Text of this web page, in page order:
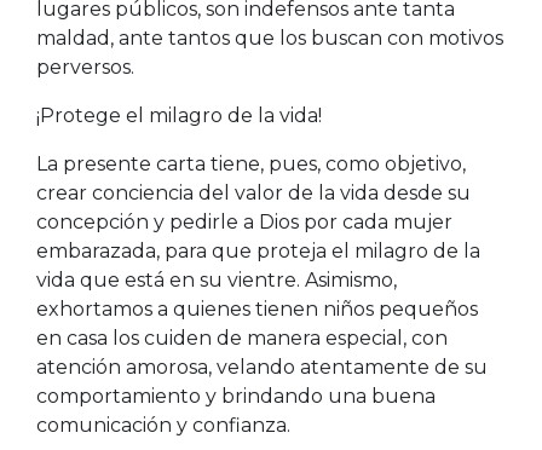
lugares públicos, son indefensos ante tanta
maldad, ante tantos que los buscan con motivos
perversos.
¡Protege el milagro de la vida!
La presente carta tiene, pues, como objetivo,
crear conciencia del valor de la vida desde su
concepción y pedirle a Dios por cada mujer
embarazada, para que proteja el milagro de la
vida que está en su vientre. Asimismo,
exhortamos a quienes tienen niños pequeños
en casa los cuiden de manera especial, con
atención amorosa, velando atentamente de su
comportamiento y brindando una buena
comunicación y confianza.